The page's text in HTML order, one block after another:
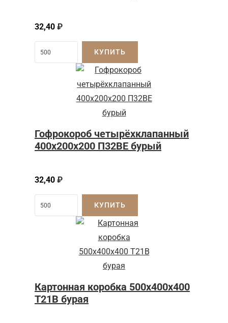
32,40 ₽
КУПИТЬ
Гофрокороб четырёхклапанный
400x200x200 П32BE бурый
32,40 ₽
КУПИТЬ
Картонная коробка 500x400x400
Т21B бурая